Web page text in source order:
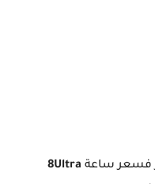
فسعر ساعة 8Ultra